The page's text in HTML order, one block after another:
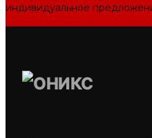
индивидуальное